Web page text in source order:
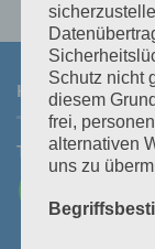
KONTAKT
Tel: +43 3464 30
Schutz nicht
diesem
frei,
alternativen
uns zu